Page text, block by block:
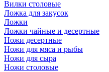
Вилки столовые
Ложка для закусок
Ложки
Ложки чайные и десертные
Ножи десертные
Ножи для мяса и рыбы
Ножи для сыра
Ножи столовые